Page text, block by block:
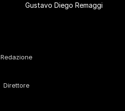
Gustavo Diego Remaggi
Redazione
Direttore